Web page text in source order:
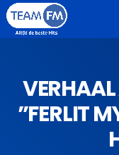
”FERLIT